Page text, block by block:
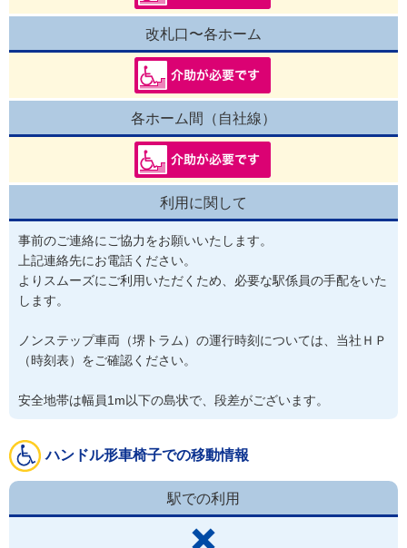
改札口〜各ホーム
各ホーム間（自社線）
利用に関して
事前のご連絡にご協力をお願いいたします。
上記連絡先にお電話ください。
よりスムーズにご利用いただくため、必要な駅係員の手配をいた
します。
ノンステップ車両（堺トラム）の運行時刻については、当社ＨＰ
（時刻表）をご確認ください。
安全地帯は幅員1m以下の島状で、段差がございます。
ハンドル形車椅子での移動情報
駅での利用